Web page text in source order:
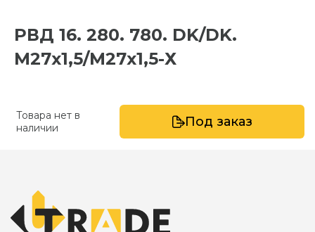
РВД 16. 280. 780. DK/DK.
М27х1,5/М27х1,5-Х
Товара нет в
наличии
Под заказ